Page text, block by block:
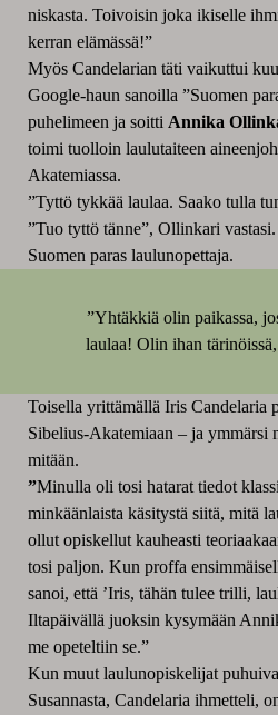
niskasta. Toivoisin joka ikiselle
kerran elämässä!”
Myös Candelarian täti vaikuttui
Google-haun sanoilla ”Suomen
puhelimeen ja soitti Annika
toimi tuolloin laulutaiteen
Akatemiassa.
”Tyttö tykkää laulaa. Saako tulla
”Tuo tyttö tänne”, Ollinkari
Suomen paras laulunopettaja.
”Yhtäkkiä olin paikassa,
laulaa! Olin ihan
Toisella yrittämällä Iris Candelaria
Sibelius-Akatemiaan – ja ymmärsi
mitään.
”Minulla oli tosi hatarat tiedot
minkäänlaista käsitystä siitä, mitä
ollut opiskellut kauheasti
tosi paljon. Kun proffa
sanoi, että ’Iris, tähän tulee trilli,
Iltapäivällä juoksin kysymään
me opeteltiin se.”
Kun muut laulunopiskelijat
Susannasta, Candelaria ihmetteli,